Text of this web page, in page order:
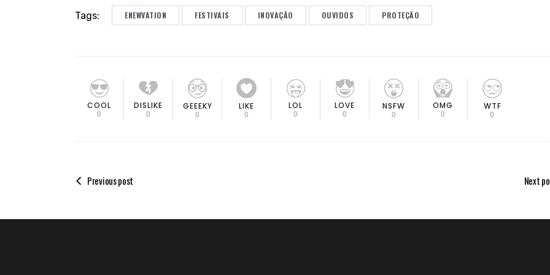
Tags: ENEWVATION FESTIVAIS INOVAÇÃO OUVIDOS PROTEÇÃO
COOL
0
DISLIKE
0
GEEEKY
0
LIKE
0
LOL
0
LOVE
0
NSFW
0
OMG
0
WTF
0
Previous post Next